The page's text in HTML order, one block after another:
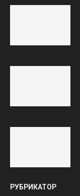
РУБРИКАТОР